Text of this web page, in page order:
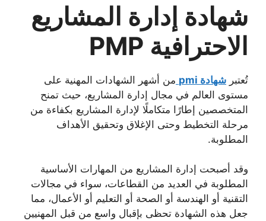
شهادة إدارة المشاريع
الاحترافية PMP
تُعتبر شهادة pmi
من أشهر الشهادات المهنية على
مستوى العالم في مجال إدارة المشاريع، حيث تمنح
المتخصصين إطارًا متكاملًا لإدارة المشاريع بكفاءة من
مرحلة التخطيط وحتى الإغلاق وتحقيق الأهداف
المطلوبة.
وقد أصبحت إدارة المشاريع من المهارات الأساسية
المطلوبة في العديد من القطاعات، سواء في مجالات
التقنية أو الهندسة أو الصحة أو التعليم أو الأعمال، مما
جعل هذه الشهادة تحظى بإقبال واسع من قبل المهنيين